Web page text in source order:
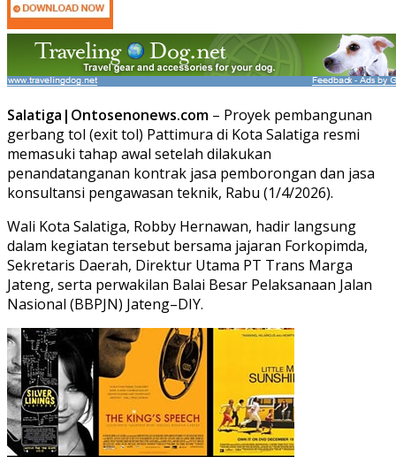
Salatiga|Ontosenonews.com – Proyek pembangunan
gerbang tol (exit tol) Pattimura di Kota Salatiga resmi
memasuki tahap awal setelah dilakukan
penandatanganan kontrak jasa pemborongan dan jasa
konsultansi pengawasan teknik, Rabu (1/4/2026).
Wali Kota Salatiga, Robby Hernawan, hadir langsung
dalam kegiatan tersebut bersama jajaran Forkopimda,
Sekretaris Daerah, Direktur Utama PT Trans Marga
Jateng, serta perwakilan Balai Besar Pelaksanaan Jalan
Nasional (BBPJN) Jateng–DIY.